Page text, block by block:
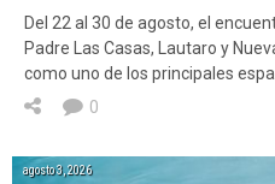
Del 22 al 30 de agosto, el
Padre Las Casas, Lautaro y
como uno de los principales
0
agosto 3, 2026